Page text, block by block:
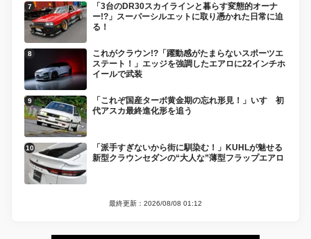
「3台のDR30スカイラインと暮らす変態的オーナ
ー!?」スーパーシルエットに取り憑かれた日常に迫
る！
これがクラウン!?「躍動感がたまらないスポーツエ
ステート！」エッジを強調したエアロに22インチホ
イールで武装
「これぞ国産ターボ黄金期の忘れ形見！」いすゞ初
代アスカ最終進化形を追う
「派手すぎないから街に馴染む！」KUHLが魅せる
新型クラウンセダンの“大人な”薄型フラップエアロ
最終更新：2026/08/08 01:12